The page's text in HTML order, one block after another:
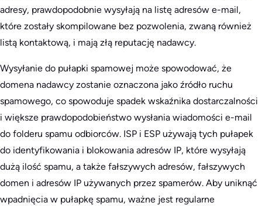
adresy, prawdopodobnie wysyłają na listę adresów e-mail,
które zostały skompilowane bez pozwolenia, zwaną również
listą kontaktową, i mają złą reputację nadawcy.
Wysyłanie do pułapki spamowej może spowodować, że
domena nadawcy zostanie oznaczona jako źródło ruchu
spamowego, co spowoduje spadek wskaźnika dostarczalności
i większe prawdopodobieństwo wysłania wiadomości e-mail
do folderu spamu odbiorców. ISP i ESP używają tych pułapek
do identyfikowania i blokowania adresów IP, które wysyłają
dużą ilość spamu, a także fałszywych adresów, fałszywych
domen i adresów IP używanych przez spamerów. Aby uniknąć
wpadnięcia w pułapkę spamu, ważne jest regularne